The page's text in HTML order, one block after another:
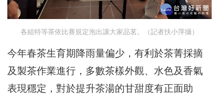
各組特等茶依比賽規定泡出讓大家品茗。（記者扶小萍攝）
今年春茶生育期降雨量偏少，有利於茶菁採摘
及製茶作業進行，多數茶樣外觀、水色及香氣
表現穩定，對於提升茶湯的甘甜度有正面助